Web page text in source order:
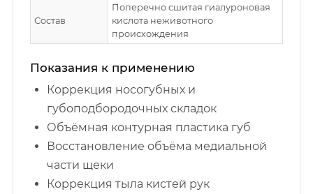
Состав
Поперечно сшитая гиалуроновая
кислота неживотного
происхождения
Показания к применению
Коррекция носогубных и
губоподбородочных складок
Объёмная контурная пластика губ
Восстановление объёма медиальной
части щеки
Коррекция тыла кистей рук